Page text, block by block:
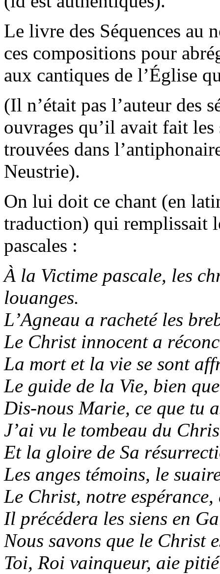
Le livre des Séquences au
ces compositions pour
aux cantiques de l’Église
(Il n’était pas l’auteur des
ouvrages qu’il avait fait
trouvées dans
Neustrie).
On lui doit ce chant (en
traduction) qui remplissait
pascales :
À la Victime pascale, les
louanges.
L’Agneau a racheté les
Le Christ innocent a
La mort et la vie se sont
Le guide de la Vie, bien
Dis‑nous Marie, ce que tu
J’ai vu le tombeau du
Et la gloire de Sa
Les anges témoins, le
Le Christ, notre espérance,
Il précédera les siens en
Nous savons que le Christ
Toi, Roi vainqueur, aie